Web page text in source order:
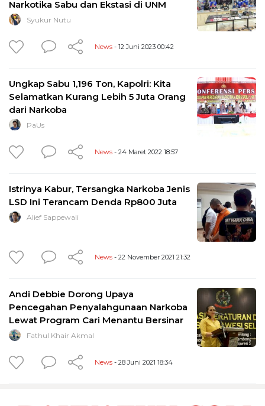
Narkotika Sabu dan Ekstasi di UNM
Syukur Nutu
News - 12 Juni 2023 00:42
Ungkap Sabu 1,196 Ton, Kapolri: Kita
Selamatkan Kurang Lebih 5 Juta Orang
dari Narkoba
PaUs
News - 24 Maret 2022 18:57
Istrinya Kabur, Tersangka Narkoba Jenis
LSD Ini Terancam Denda Rp800 Juta
Alief Sappewali
News - 22 November 2021 21:32
Andi Debbie Dorong Upaya
Pencegahan Penyalahgunaan Narkoba
Lewat Program Cari Menantu Bersinar
Fathul Khair Akmal
News - 28 Juni 2021 18:34